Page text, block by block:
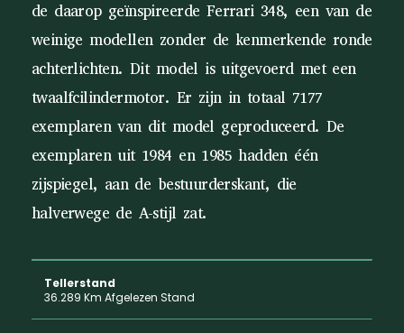
de daarop geïnspireerde Ferrari 348, een van de
weinige modellen zonder de kenmerkende ronde
achterlichten. Dit model is uitgevoerd met een
twaalfcilindermotor. Er zijn in totaal 7177
exemplaren van dit model geproduceerd. De
exemplaren uit 1984 en 1985 hadden één
zijspiegel, aan de bestuurderskant, die
halverwege de A-stijl zat.
Tellerstand
36.289 Km Afgelezen Stand